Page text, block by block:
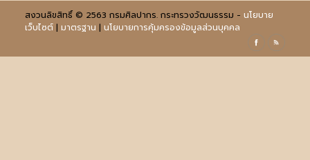
สงวนลิขสิทธิ์ © 2563 กรมศิลปากร. กระทรวงวัฒนธรรม - นโยบาย
เว็บไซต์| มาตรฐาน | นโยบายการคุ้มครองข้อมูลส่วนบุคคล